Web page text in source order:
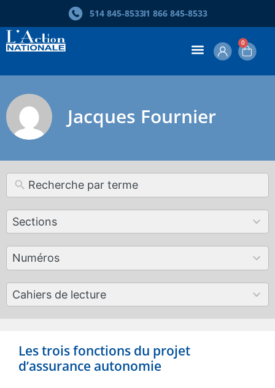
514 845‑85331 866 845‑8533
0
Jacques Fournier
Sections
12
results
Numéros
179
results
Cahiers de lecture
50
results
Les trois fonctions du projet
d’assurance autonomie